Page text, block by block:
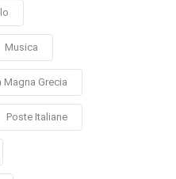
Musica
Magna Grecia
Poste Italiane